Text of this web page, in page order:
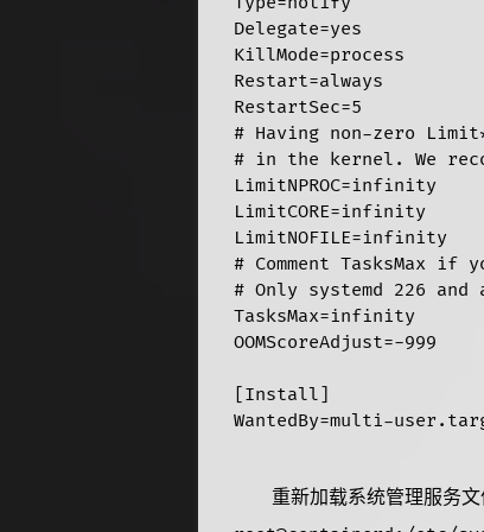
Delegate=yes
KillMode=process
Restart=always
RestartSec=5
# Having non-zero
# in the kernel. We
LimitNPROC=infinity
LimitCORE=infinity
LimitNOFILE=infinity
# Comment TasksMax
# Only systemd 226
TasksMax=infinity
OOMScoreAdjust=-999
[Install]
WantedBy=multi-
重新加载系统管理服务文